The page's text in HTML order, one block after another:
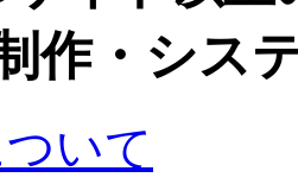
作・シス
いて